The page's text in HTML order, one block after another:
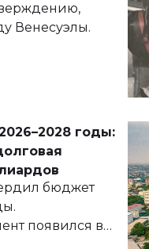
Венесуэлы.
годы:
бюджет
появился в